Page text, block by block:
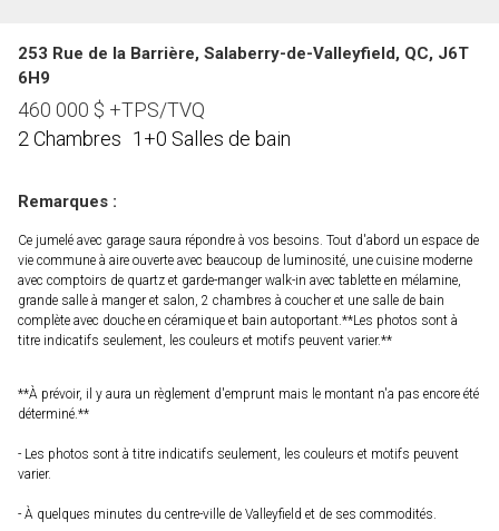
253 Rue de la Barrière, Salaberry-de-Valleyfield, QC, J6T
6H9
460 000 $ +TPS/TVQ
2 Chambres 1+0 Salles de bain
Remarques :
Ce jumelé avec garage saura répondre à vos besoins. Tout d'abord un espace de
vie commune à aire ouverte avec beaucoup de luminosité, une cuisine moderne
avec comptoirs de quartz et garde-manger walk-in avec tablette en mélamine,
grande salle à manger et salon, 2 chambres à coucher et une salle de bain
complète avec douche en céramique et bain autoportant.**Les photos sont à
titre indicatifs seulement, les couleurs et motifs peuvent varier.**
**À prévoir, il y aura un règlement d'emprunt mais le montant n'a pas encore été
déterminé.**
- Les photos sont à titre indicatifs seulement, les couleurs et motifs peuvent
varier.
- À quelques minutes du centre-ville de Valleyfield et de ses commodités.